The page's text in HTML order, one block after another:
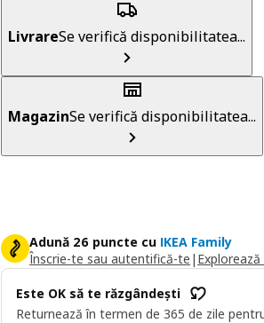
LivrareSe verifică disponibilitatea...
MagazinSe verifică disponibilitatea...
Adună 26 puncte cu IKEA Family
Înscrie-te sau autentifică-te |
Este OK să te răzgândești
Returnează în termen de 365 de zile